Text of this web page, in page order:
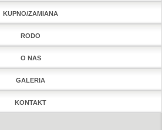
KUPNO/ZAMIANA
RODO
O NAS
GALERIA
KONTAKT